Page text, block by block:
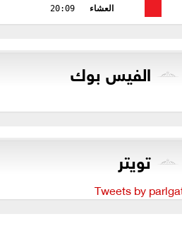
العشاء
20:09
الفيس بوك
تويتر
Tweets by